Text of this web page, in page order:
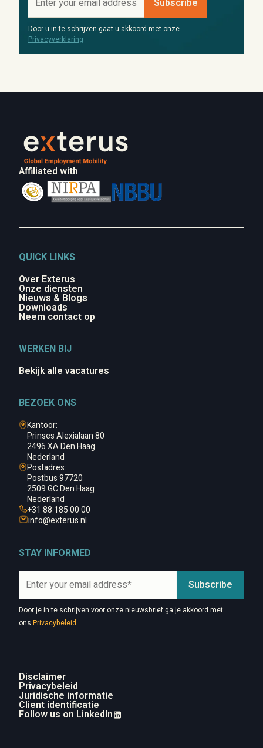
Door u in te schrijven gaat u akkoord met onze
Privacyverklaring
Affiliated with
QUICK LINKS
Over Exterus
Onze diensten
Nieuws & Blogs
Downloads
Neem contact op
WERKEN BIJ
Bekijk alle vacatures
BEZOEK ONS
Kantoor:
Prinses Alexialaan 80
2496 XA Den Haag
Nederland
Postadres:
Postbus 97720
2509 GC Den Haag
Nederland
+31 88 185 00 00
info@exterus.nl
STAY INFORMED
Door je in te schrijven voor onze nieuwsbrief ga je akkoord met
ons Privacybeleid
Disclaimer
Privacybeleid
Juridische informatie
Client identificatie
Follow us on LinkedIn